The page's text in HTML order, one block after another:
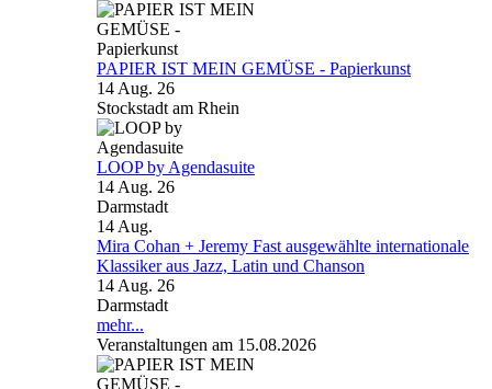
PAPIER IST MEIN GEMÜSE - Papierkunst
14 Aug. 26
Stockstadt am Rhein
LOOP by Agendasuite
14 Aug. 26
Darmstadt
14 Aug.
Mira Cohan + Jeremy Fast ausgewählte internationale
Klassiker aus Jazz, Latin und Chanson
14 Aug. 26
Darmstadt
mehr...
Veranstaltungen am 15.08.2026